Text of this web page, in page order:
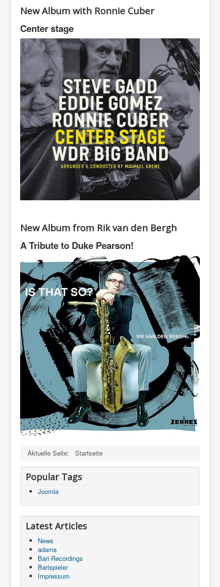
New Album with Ronnie Cuber
Center stage
New Album from Rik van den Bergh
A Tribute to Duke Pearson!
Aktuelle Seite: Startseite
Popular Tags
Joomla
Latest Articles
News
adams
Bari Recordings
Barispieler
Impressum